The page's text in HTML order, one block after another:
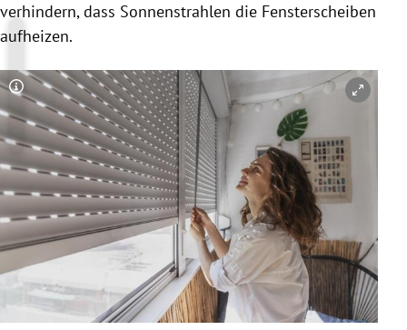
verhindern, dass Sonnenstrahlen die Fensterscheiben
aufheizen.
Copyright-Hinweis öffnen/schließen